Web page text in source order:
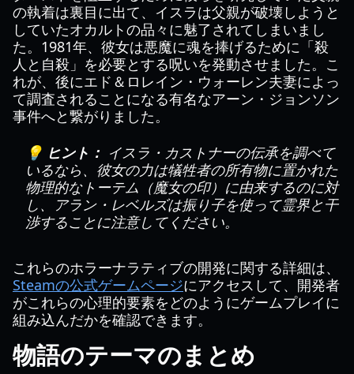
の執着は裏目に出て、イスラは父親が破壊しようと
していたオカルトの品々に魅了されてしまいまし
た。1981年、彼女は悪魔に魂を捧げるために「殺
人と自殺」を必要とする呪いを発動させました。こ
れが、後にエド＆ロレイン・ウォーレン夫妻によっ
て調査されることになる有名なアーン・ジョンソン
事件へと繋がりました。
💡 ヒント： イスラ・カストナーの伝承を調べて
いるなら、彼女の力は犠牲者の所有物に置かれた
物理的なトーテム（魔女の印）に由来するのに対
し、アラン・レベルズは振り子を使って霊界と干
渉することに注意してください。
これらのホラーナラティブの開発に関する詳細は、
Steamの公式ゲームページにアクセスして、開発者
がこれらの心理的要素をどのようにゲームプレイに
組み込んだかを確認できます。
物語のテーマのまとめ